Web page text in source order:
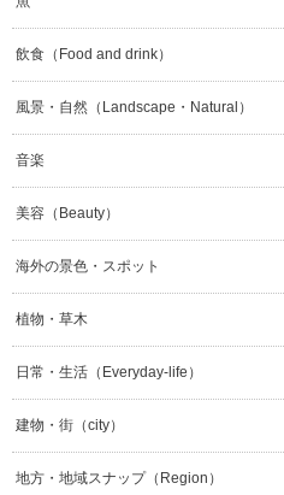
飲食（Food and drink）
風景・自然（Landscape・Natural）
音楽
美容（Beauty）
海外の景色・スポット
植物・草木
日常・生活（Everyday-life）
建物・街（city）
地方・地域スナップ（Region）